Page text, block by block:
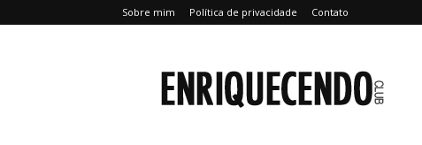
Sobre mim Política de privacidade Contato